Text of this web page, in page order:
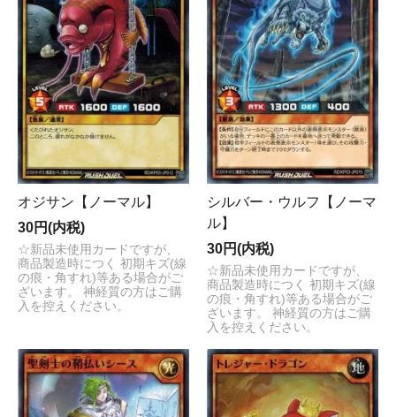
オジサン【ノーマル】
30円(内税)
☆新品未使用カードですが、
商品製造時につく 初期キズ(線
の痕・角すれ)等ある場合がご
ざいます。 神経質の方はご購
入を控えください。
シルバー・ウルフ【ノーマ
ル】
30円(内税)
☆新品未使用カードですが、
商品製造時につく 初期キズ(線
の痕・角すれ)等ある場合がご
ざいます。 神経質の方はご購
入を控えください。